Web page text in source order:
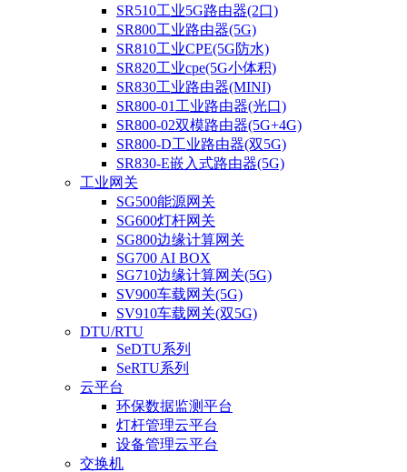
SR510工业5G路由器(2口)
SR800工业路由器(5G)
SR810工业CPE(5G防水)
SR820工业cpe(5G小体积)
SR830工业路由器(MINI)
SR800-01工业路由器(光口)
SR800-02双模路由器(5G+4G)
SR800-D工业路由器(双5G)
SR830-E嵌入式路由器(5G)
工业网关
SG500能源网关
SG600灯杆网关
SG800边缘计算网关
SG700 AI BOX
SG710边缘计算网关(5G)
SV900车载网关(5G)
SV910车载网关(双5G)
DTU/RTU
SeDTU系列
SeRTU系列
云平台
环保数据监测平台
灯杆管理云平台
设备管理云平台
交换机